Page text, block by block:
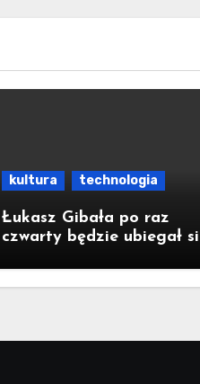
kultura technologia
Łukasz Gibała po raz
czwarty będzie ubiegał się
Krakowa